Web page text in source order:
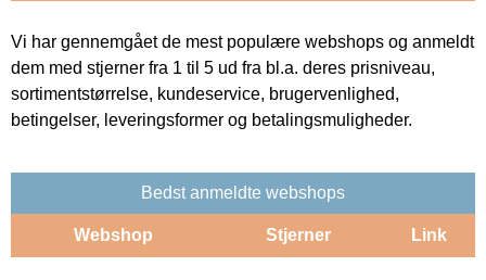
Vi har gennemgået de mest populære webshops og anmeldt
dem med stjerner fra 1 til 5 ud fra bl.a. deres prisniveau,
sortimentstørrelse, kundeservice, brugervenlighed,
betingelser, leveringsformer og betalingsmuligheder.
Bedst anmeldte webshops
Webshop Stjerner Link